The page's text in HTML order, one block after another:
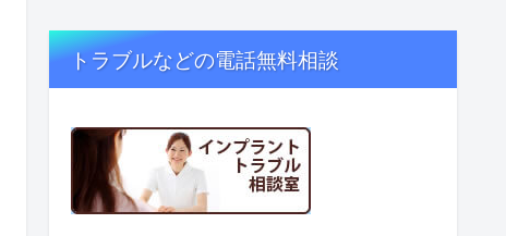
トラブルなどの電話無料相談